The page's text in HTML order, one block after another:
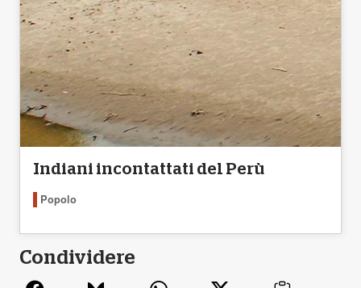
Indiani incontattati del Perù
Popolo
Condividere